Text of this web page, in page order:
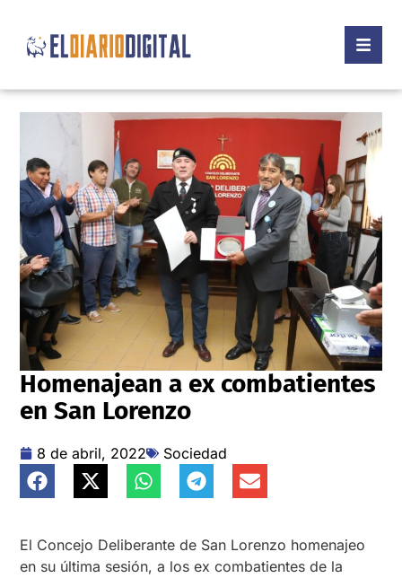
Homenajean a ex combatientes
en San Lorenzo
8 de abril, 2022 Sociedad
El Concejo Deliberante de San Lorenzo homenajeo
en su última sesión, a los ex combatientes de la